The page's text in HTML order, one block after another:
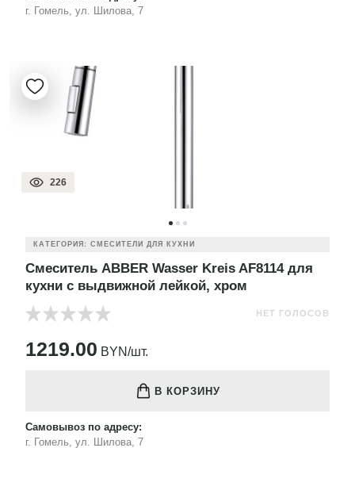
г. Гомель, ул. Шилова, 7
226
КАТЕГОРИЯ: СМЕСИТЕЛИ ДЛЯ КУХНИ
Смеситель ABBER Wasser Kreis AF8114 для
кухни с выдвижной лейкой, хром
НЕТ ГОЛОСОВ
1219.00 BYN/шт.
В КОРЗИНУ
Самовывоз по адресу:
г. Гомель, ул. Шилова, 7